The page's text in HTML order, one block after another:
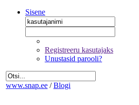
Sisene
Registreeru kasutajaks
Unustasid parooli?
www.snap.ee / Blogi